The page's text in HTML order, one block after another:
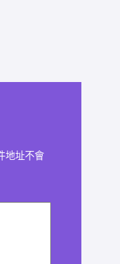
地址不會